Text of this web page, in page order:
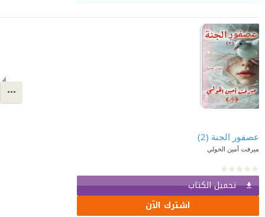
عصفور الجنة (2)
ميرفت أمين الخولي
تحميل الكتاب
اشترك الآن